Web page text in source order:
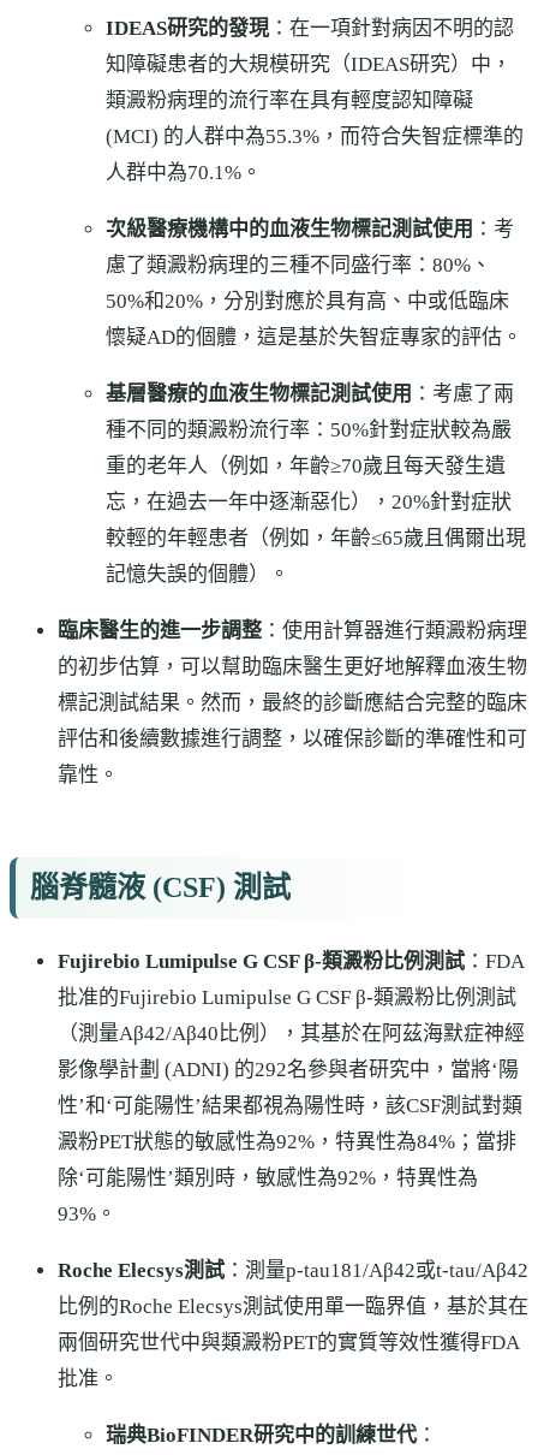
IDEAS研究的發現：在一項針對病因不明的認
知障礙患者的大規模研究（IDEAS研究）中，
類澱粉病理的流行率在具有輕度認知障礙
(MCI) 的人群中為55.3%，而符合失智症標準的
人群中為70.1%。
次級醫療機構中的血液生物標記測試使用 ：考
慮了類澱粉病理的三種不同盛行率：80%、
50%和20%，分別對應於具有高、中或低臨床
懷疑AD的個體，這是基於失智症專家的評估。
基層醫療的血液生物標記測試使用 ：考慮了兩
種不同的類澱粉流行率：50%針對症狀較為嚴
重的老年人（例如，年齡≥70歲且每天發生遺
忘，在過去一年中逐漸惡化），20%針對症狀
較輕的年輕患者（例如，年齡≤65歲且偶爾出現
記憶失誤的個體）。
臨床醫生的進一步調整 ：使用計算器進行類澱粉病理
的初步估算，可以幫助臨床醫生更好地解釋血液生物
標記測試結果。然而，最終的診斷應結合完整的臨床
評估和後續數據進行調整，以確保診斷的準確性和可
靠性。
腦脊髓液 (CSF) 測試
Fujirebio Lumipulse G CSF β-類澱粉比例測試 ：FDA
批准的Fujirebio Lumipulse G CSF β-類澱粉比例測試
（測量Aβ42/Aβ40比例），其基於在阿茲海默症神經
影像學計劃 (ADNI) 的292名參與者研究中，當將‘陽
性’和‘可能陽性’結果都視為陽性時，該CSF測試對類
澱粉PET狀態的敏感性為92%，特異性為84%；當排
除‘可能陽性’類別時，敏感性為92%，特異性為
93%。
Roche Elecsys測試 ：測量p-tau181/Aβ42或t-tau/Aβ42
比例的Roche Elecsys測試使用單一臨界值，基於其在
兩個研究世代中與類澱粉PET的實質等效性獲得FDA
批准。
瑞典BioFINDER研究中的訓練世代：